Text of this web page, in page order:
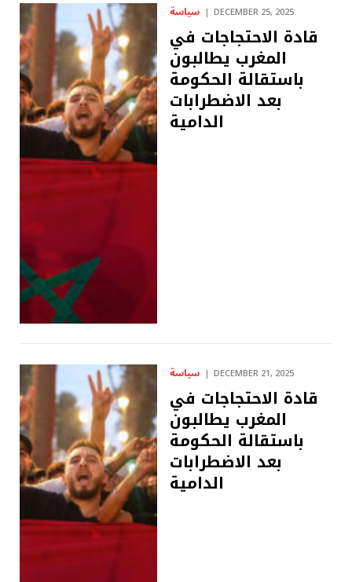
سياسة DECEMBER 25, 2025
قادة الاحتجاجات في
المغرب يطالبون
باستقالة الحكومة
بعد الاضطرابات
الدامية
سياسة DECEMBER 21, 2025
قادة الاحتجاجات في
المغرب يطالبون
باستقالة الحكومة
بعد الاضطرابات
الدامية